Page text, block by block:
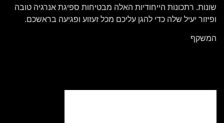
שונות. רתכונות הייחודיות האלה מבטיחות ספיגת אנרגיה טובה
ופיזור יעיל שלה כדי להגן עליכם מכל זעזוע ופגיעה בראשכם.
המשקף